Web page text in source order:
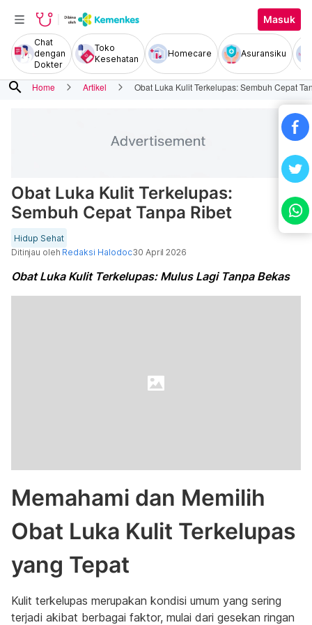
Masuk
Chat
dengan
Dokter
Toko
Kesehatan
Homecare Asuransiku
search Home Artikel Obat Luka Kulit Terkelupas: Sembuh Cepat
Obat Luka Kulit Terkelupas:
Sembuh Cepat Tanpa Ribet
Hidup Sehat
Ditinjau oleh Redaksi Halodoc30 April 2026
Obat Luka Kulit Terkelupas: Mulus Lagi Tanpa Bekas
Memahami dan Memilih
Obat Luka Kulit Terkelupas
yang Tepat
Kulit terkelupas merupakan kondisi umum yang sering
terjadi akibat berbagai faktor, mulai dari gesekan ringan